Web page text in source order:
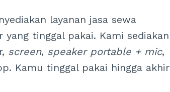
layanan jasa sewa
yang tinggal pakai. Kami sediakan
screen, speaker portable + mic,
Kamu tinggal pakai hingga akhir